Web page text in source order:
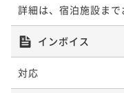
詳細は、宿泊施設まで
インボイス
対応